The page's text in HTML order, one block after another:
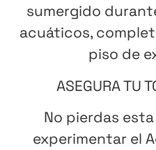
sumergido
acuáticos,
piso de
ASEGURA TU
No pierdas
experimentar el